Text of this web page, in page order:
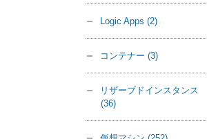
Logic Apps (2)
コンテナー (3)
リザーブドインスタンス
(36)